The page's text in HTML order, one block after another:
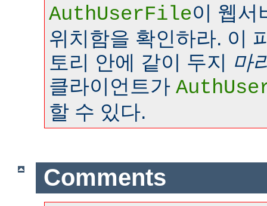
AuthUserFile이 웹서
위치함을 확인하라. 이
토리 안에 같이 두지 마
클라이언트가
할 수 있다.
Comments